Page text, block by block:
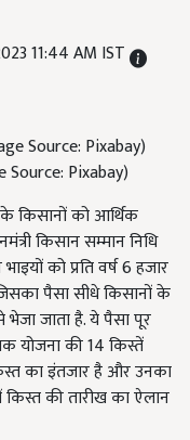
11:44 AM IST
Source: Pixabay)
किसानों को आर्थिक
किसान सम्मान निधि
को प्रति वर्ष 6 हजार
पैसा सीधे किसानों के
जाता है. ये पैसा पूर
योजना की 14 किस्तें
का इंतजार है और उनका
किस्त की तारीख का ऐलान